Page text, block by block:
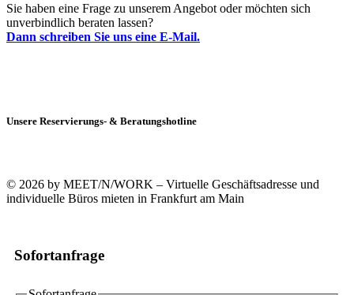
Sie haben eine Frage zu unserem Angebot oder möchten sich
unverbindlich beraten lassen?
Dann schreiben Sie uns eine E-Mail.
Unsere Reservierungs- & Beratungshotline
© 2026 by MEET/N/WORK – Virtuelle Geschäftsadresse und
individuelle Büros mieten in Frankfurt am Main
Sofortanfrage